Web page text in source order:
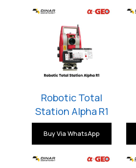
Robotic Total
Station Alpha R1
Buy Via WhatsApp